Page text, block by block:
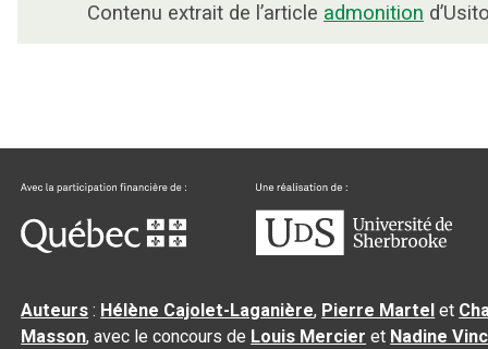
Contenu extrait de l’article admonition
Auteurs : Hélène Cajolet-Laganière, Pierre Martel et
Masson, avec le concours de Louis Mercier et Nadine